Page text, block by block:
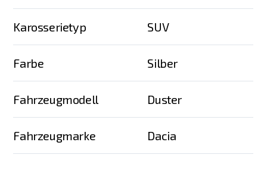
Karosserietyp SUV
Farbe Silber
Fahrzeugmodell Duster
Fahrzeugmarke Dacia